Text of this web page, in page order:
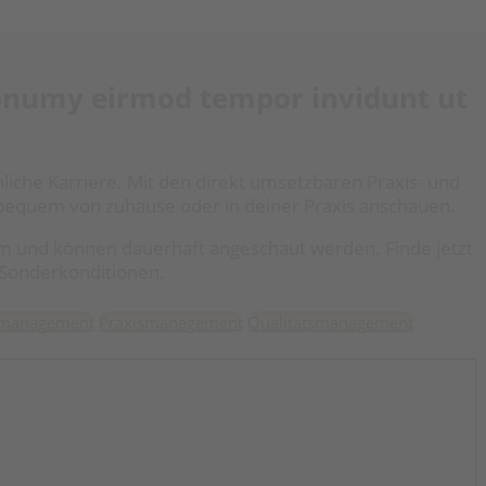
eirmod tempor invidunt ut
von zuhause oder in deiner Praxis anschauen.